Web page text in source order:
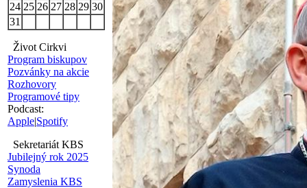
24 25 26 27 28 29 30
31
Život Cirkvi
Program biskupov
Pozvánky na akcie
Rozhovory
Programové tipy
Podcast:
Apple|Spotify
Sekretariát KBS
Jubilejný rok 2025
Synoda
Zamyslenia KBS